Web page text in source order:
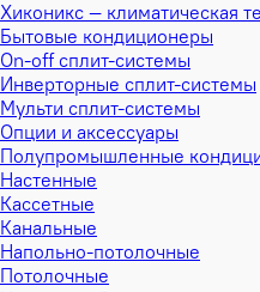
Хиконикс — климатическая
Бытовые кондиционеры
On-off сплит-системы
Инверторные сплит-системы
Мульти сплит-системы
Опции и аксессуары
Полупромышленные
Настенные
Кассетные
Канальные
Напольно-потолочные
Потолочные